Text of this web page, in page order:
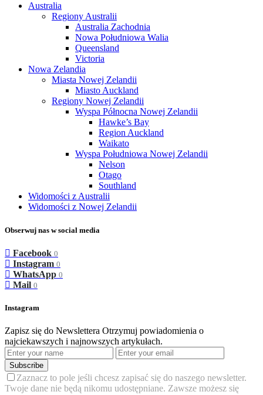
Australia
Regiony Australii
Australia Zachodnia
Nowa Południowa Walia
Queensland
Victoria
Nowa Zelandia
Miasta Nowej Zelandii
Miasto Auckland
Regiony Nowej Zelandii
Wyspa Północna Nowej Zelandii
Hawke’s Bay
Region Auckland
Waikato
Wyspa Południowa Nowej Zelandii
Nelson
Otago
Southland
Widomości z Australii
Widomości z Nowej Zelandii
Obserwuj nas w social media
Facebook 0
Instagram 0
WhatsApp 0
Mail 0
Instagram
Zapisz się do Newslettera Otrzymuj powiadomienia o
najciekawszych i najnowszych artykułach.
Subscribe
Zaznacz to pole jeśli chcesz zapisać się do naszego newsletter.
Twoje dane nie będą nikomu udostępniane. Zawsze możesz się